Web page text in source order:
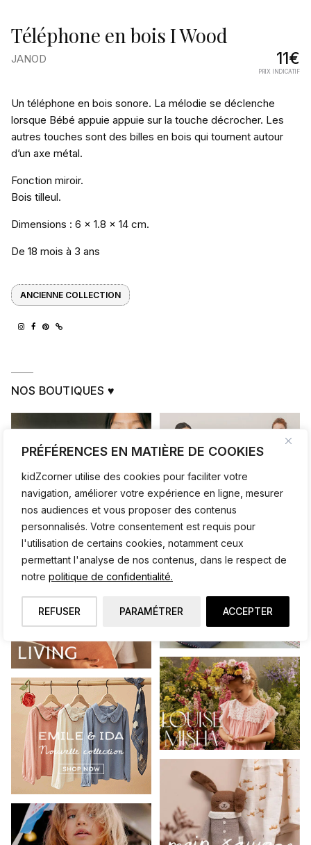
PRÉFÉRENCES EN MATIÈRE DE COOKIES
kidZcorner utilise des cookies pour faciliter votre
navigation, améliorer votre expérience en ligne, mesurer
nos audiences et vous proposer des contenus
personnalisés. Votre consentement est requis pour
l'utilisation de certains cookies, notamment ceux
permettant l'analyse de nos contenus, dans le respect de
notre politique de confidentialité.
PARAMÉTRER
REFUSER ACCEPTER
Téléphone en bois I Wood
JANOD 11€
PRIX INDICATIF
Pourquoi
on
l’aime
Un téléphone en bois sonore. La mélodie se déclenche
lorsque Bébé appuie appuie sur la touche décrocher. Les
autres touches sont des billes en bois qui tournent autour
d’un axe métal.
Fonction miroir.
Bois tilleul.
Dimensions : 6 x 1.8 x 14 cm.
De 18 mois à 3 ans
ANCIENNE COLLECTION
NOS BOUTIQUES ♥